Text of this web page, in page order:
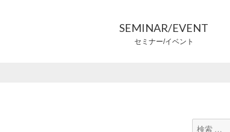
SEMINAR/EVENT
セミナー/イベント
検